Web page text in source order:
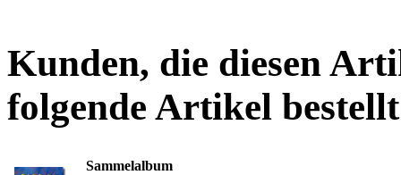
Kunden, die diesen
folgende Artikel
Sammelalbum